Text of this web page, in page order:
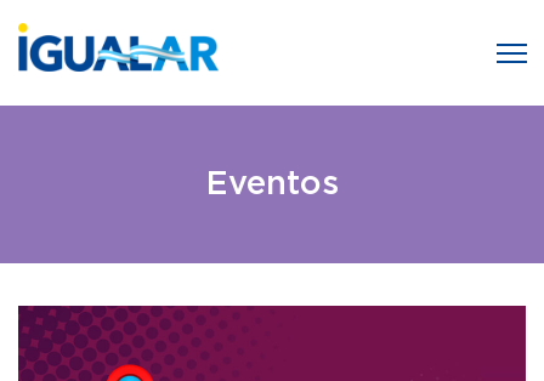
Eventos